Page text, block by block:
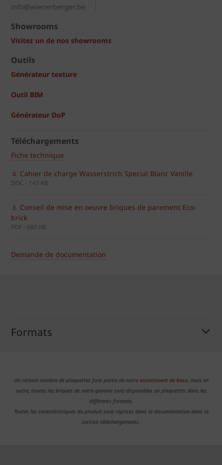
info@wienerberger.be
Showrooms
Visitez un de nos showrooms
Outils
Générateur texture
Outil BIM
Générateur DoP
Téléchargements
Fiche technique
Cahier de charge Wasserstrich Special Blanc Vanille
DOC - 147 KB
Conseil de mise en oeuvre briques de parement Eco-
brick
PDF - 680 KB
Demande de documentation
Formats
Un certain nombre de plaquettes font partie de notre assortiment de base, mais en
outre, toutes les briques de notre gamme sont disponibles en plaquettes dans les
différents formats.
Toutes les caractéristiques du produit sont reprises dans la documentation dans la
section téléchargements.